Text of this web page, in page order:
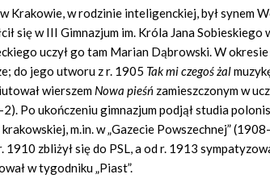
Krakowie, w rodzinie inteligenckiej, był synem
się w III Gimnazjum im. Króla Jana
uczył go tam Marian Dąbrowski. W okresie
do jego utworu z r. 1905 Tak mi czegośżal
wierszem Nowa pieśń zamieszczonym w
Po ukończeniu gimnazjum podjął studia
m.in. w „Gazecie Powszechnej”
1910 zbliżył się do PSL, a od r. 1913
w tygodniku „Piast”.